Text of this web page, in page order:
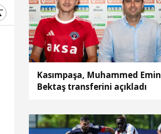
Kasımpaşa, Muhammed Emin
Bektaş transferini açıkladı